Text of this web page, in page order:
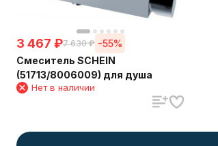
3 467 ₽7 630 ₽ -55%
Смеситель SCHEIN
(51713/8006009) для душа
Нет в наличии